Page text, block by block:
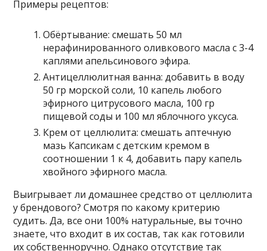
Примеры рецептов:
Обёртывание: смешать 50 мл
нерафинированного оливкового масла с 3-4
каплями апельсинового эфира.
Антицеллюлитная ванна: добавить в воду
50 гр морской соли, 10 капель любого
эфирного цитрусового масла, 100 гр
пищевой соды и 100 мл яблочного уксуса.
Крем от целлюлита: смешать аптечную
мазь Капсикам с детским кремом в
соотношении 1 к 4, добавить пару капель
хвойного эфирного масла.
Выигрывает ли домашнее средство от целлюлита
у брендового? Смотря по какому критерию
судить. Да, все они 100% натуральные, вы точно
знаете, что входит в их состав, так как готовили
их собственноручно. Однако отсутствие так